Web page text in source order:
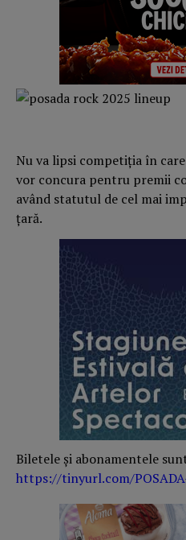
Nu va lipsi competiția în
vor concura pentru premii
având statutul de cel mai
țară.
Biletele și abonamentele
https://tinyurl.com/